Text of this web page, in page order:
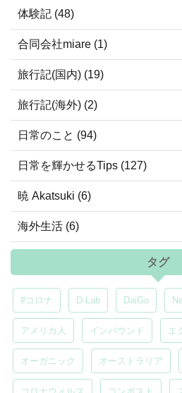
体験記 (48)
合同会社miare (1)
旅行記(国内) (19)
旅行記(海外) (2)
日常のこと (94)
日常を輝かせるTips (127)
暁 Akatsuki (6)
海外生活 (6)
タグ
#コロナ D-Lab DaiGo
アメリカ人 インバウンド エ
オーガニック オーストラリア